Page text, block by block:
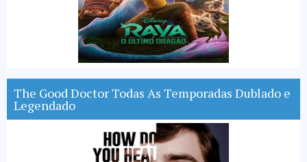
The Good Doctor Todas As Temporadas Dublado e
Legendado